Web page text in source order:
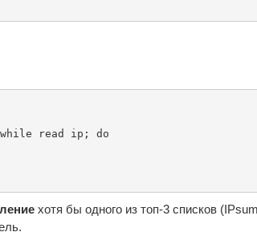
read ip; do
хотя бы одного из топ-3 списков